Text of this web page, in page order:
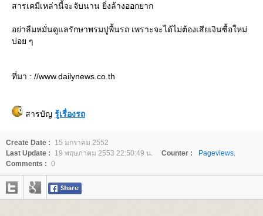
สารเคมีเหล่านี้จะจับนาน ยิ่งล้างออกยาก
อย่าลืมหมั่นดูแลรักษาพรมปูพื้นรถ เพราะจะได้ไม่ต้องเสียเงินซื้อใหม่
บ่อย ๆ
ที่มา : //www.dailynews.co.th
สารบัญ รู้เรื่องรถ
Create Date :
15 มกราคม 2552
Last Update :
19 พฤษภาคม 2553 22:50:49 น. Counter :
Pageviews.
Comments : 0